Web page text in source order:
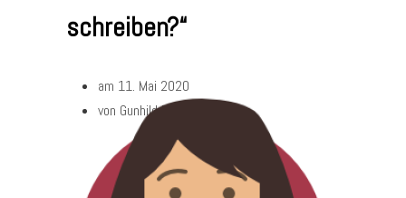
schreiben?“
am 11. Mai 2020
von Gunhild Berg